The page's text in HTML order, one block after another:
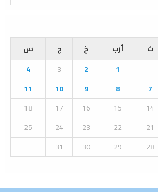
E
A
R
C
H
ث أرب خ ج
س
1
2
3
4
7
8
9
10
11
14
15
16
17
18
21
22
23
24
25
28
29
30
31